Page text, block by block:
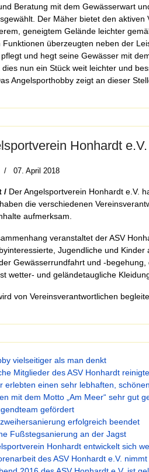
Beratung mit dem Gewässerwart
Der Mäher bietet den
geneigtem Gelände leichter
Funktionen überzeugten neben der
und hegt seine Gewässer mit
nun ein Stück weit leichter und
Angelsporthobby zeigt an dieser
Honhardt
07. April 2018
/ Der Angelsportverein Honhardt e.V.
die verschiedenen
aufmerksam.
veranstaltet der ASV
Jugendliche und
Gewässerrundfahrt und -
wetter- und geländetaugliche
von Vereinsverantwortlichen
vielseitiger als man denkt
Mitglieder des ASV Honhardt
erlebten einen sehr lebhaften,
mit dem Motto „Am Meer“ sehr gut
gefördert
erfolgreich beendet
Fußstegsanierung an der Jagst
Honhardt entwickelt sich
des ASV Honhardt e.V.